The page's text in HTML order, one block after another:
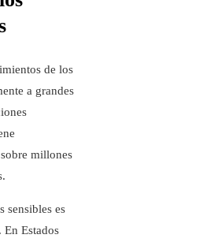
de los
a grandes
millones
sensibles es
Estados